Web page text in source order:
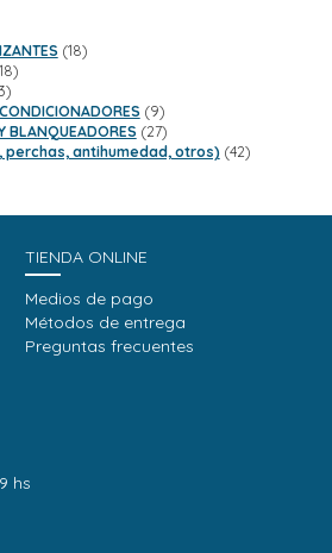
1818
18
3
productos
99
productos
BLANQUEADORES 2727
productos
perchas, antihumedad, otros) 4242
TIENDA ONLINE
Medios de pago
Métodos de entrega
Preguntas frecuentes
hs